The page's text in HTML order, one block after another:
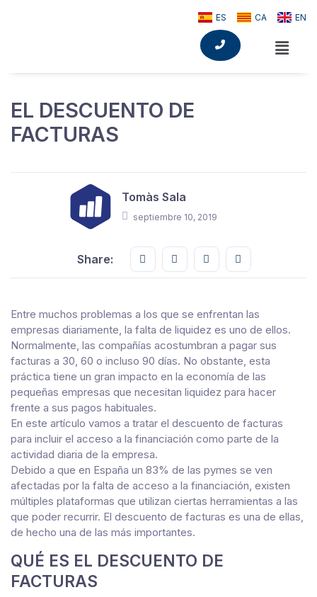
ES CA EN
EL DESCUENTO DE
FACTURAS
Tomàs Sala
septiembre 10, 2019
Share: Share this on FaceBook
Share this on Twitter
Share this on GMail
Share this on
Entre muchos problemas a los que se enfrentan las
empresas diariamente, la falta de liquidez es uno de ellos.
Normalmente, las compañías acostumbran a pagar sus
facturas a 30, 60 o incluso 90 días. No obstante, esta
práctica tiene un gran impacto en la economía de las
pequeñas empresas que necesitan liquidez para hacer
frente a sus pagos habituales.
En este artículo vamos a tratar el descuento de facturas
para incluir el acceso a la financiación como parte de la
actividad diaria de la empresa.
Debido a que en España un 83% de las pymes se ven
afectadas por la falta de acceso a la financiación, existen
múltiples plataformas que utilizan ciertas herramientas a las
que poder recurrir. El descuento de facturas es una de ellas,
de hecho una de las más importantes.
QUÉ ES EL DESCUENTO DE
FACTURAS